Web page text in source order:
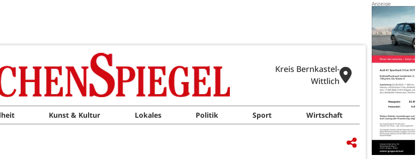
Kreis Bernkastel-
Wittlich
Kunst & Kultur Lokales Politik Sport Wirtschaft